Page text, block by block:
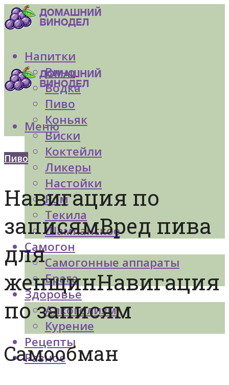
Напитки
Вино
Водка
Пиво
Коньяк
Виски
Коктейли
Ликеры
Настойки
Ром
Текила
Шампанское
Самогон
Самогонные аппараты
Брага
Здоровье
Алкоголизм
Курение
Рецепты
Разное
Меню
Пиво
Навигация по
записямВред пива
для
женщинНавигация
по записям
Самообман